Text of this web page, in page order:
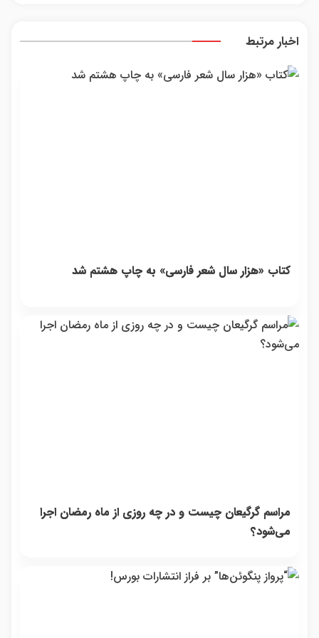
رو اینجا
اخبار مرتبط
کتاب «هزار سال شعر فارسی» به چاپ هشتم شد
مراسم گرگیعان چیست و در چه روزی از ماه رمضان اجرا
می‌شود؟